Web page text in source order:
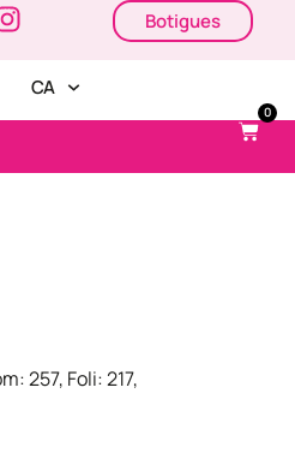
Botigues
CA
0
257, Foli: 217,